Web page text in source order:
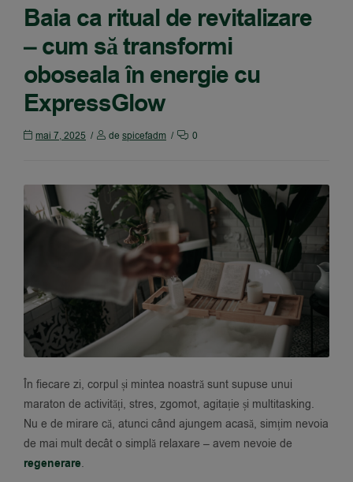
Baia ca ritual de revitalizare
– cum să transformi
oboseala în energie cu
ExpressGlow
mai 7, 2025 de spicefadm 0
În fiecare zi, corpul și mintea noastră sunt supuse unui
maraton de activități, stres, zgomot, agitație și multitasking.
Nu e de mirare că, atunci când ajungem acasă, simțim nevoia
de mai mult decât o simplă relaxare – avem nevoie de
regenerare.